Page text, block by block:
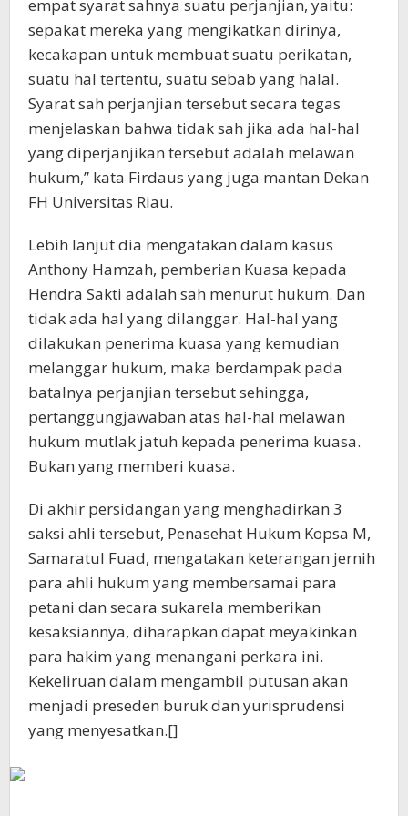
empat syarat sahnya suatu perjanjian, yaitu:
sepakat mereka yang mengikatkan dirinya,
kecakapan untuk membuat suatu perikatan,
suatu hal tertentu, suatu sebab yang halal.
Syarat sah perjanjian tersebut secara tegas
menjelaskan bahwa tidak sah jika ada hal-hal
yang diperjanjikan tersebut adalah melawan
hukum,” kata Firdaus yang juga mantan Dekan
FH Universitas Riau.
Lebih lanjut dia mengatakan dalam kasus
Anthony Hamzah, pemberian Kuasa kepada
Hendra Sakti adalah sah menurut hukum. Dan
tidak ada hal yang dilanggar. Hal-hal yang
dilakukan penerima kuasa yang kemudian
melanggar hukum, maka berdampak pada
batalnya perjanjian tersebut sehingga,
pertanggungjawaban atas hal-hal melawan
hukum mutlak jatuh kepada penerima kuasa.
Bukan yang memberi kuasa.
Di akhir persidangan yang menghadirkan 3
saksi ahli tersebut, Penasehat Hukum Kopsa M,
Samaratul Fuad, mengatakan keterangan jernih
para ahli hukum yang membersamai para
petani dan secara sukarela memberikan
kesaksiannya, diharapkan dapat meyakinkan
para hakim yang menangani perkara ini.
Kekeliruan dalam mengambil putusan akan
menjadi preseden buruk dan yurisprudensi
yang menyesatkan.[]